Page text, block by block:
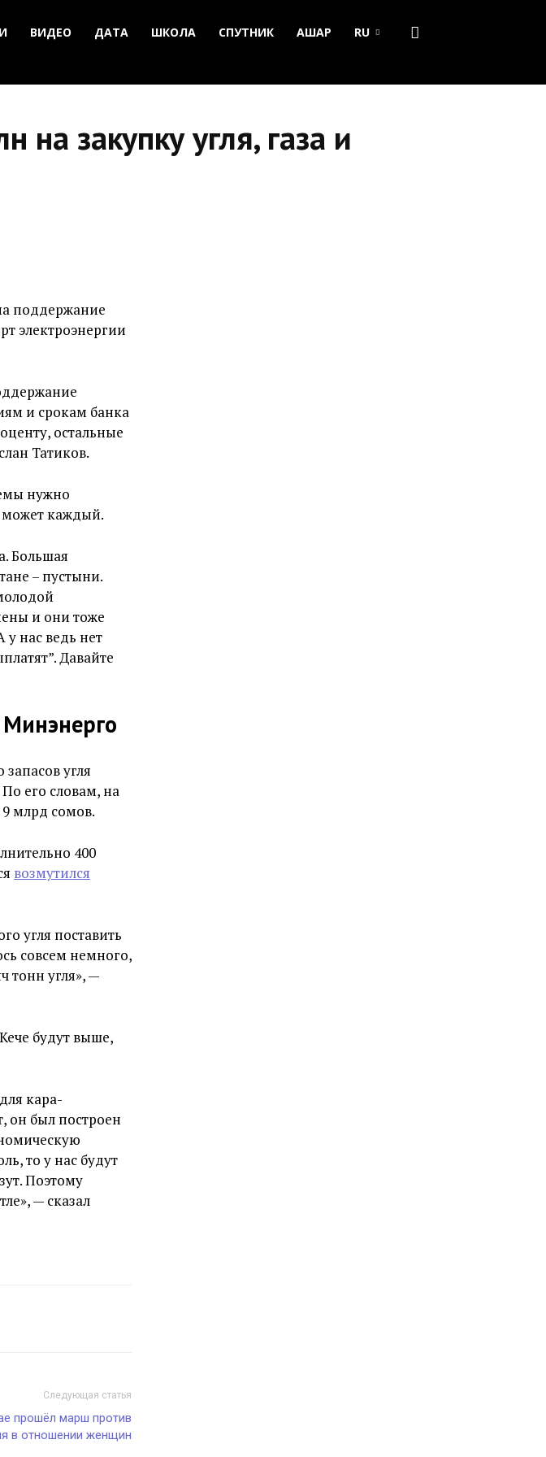
ВИДЕО ДАТА ШКОЛА СПУТНИК АШАР RU
закупку угля, газа и
поддержание
электроэнергии
и срокам банка
остальные
Татиков.
нужно
может каждый.
Большая
– пустыни.
и они тоже
у нас ведь нет
Давайте
Минэнерго
запасов угля
его словам, на
млрд сомов.
400
возмутился
угля поставить
совсем немного,
тонн угля», —
будут выше,
кара-
он был построен
то у нас будут
Поэтому
— сказал
Следующая статья
прошёл марш против
в отношении женщин